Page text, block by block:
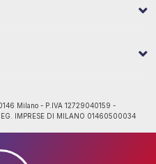
Milano - P.IVA 12729040159 -
IMPRESE DI MILANO 01460500034